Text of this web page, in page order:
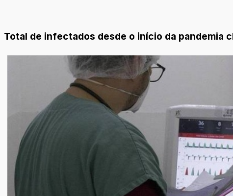
Total de infectados desde o início da pandemia